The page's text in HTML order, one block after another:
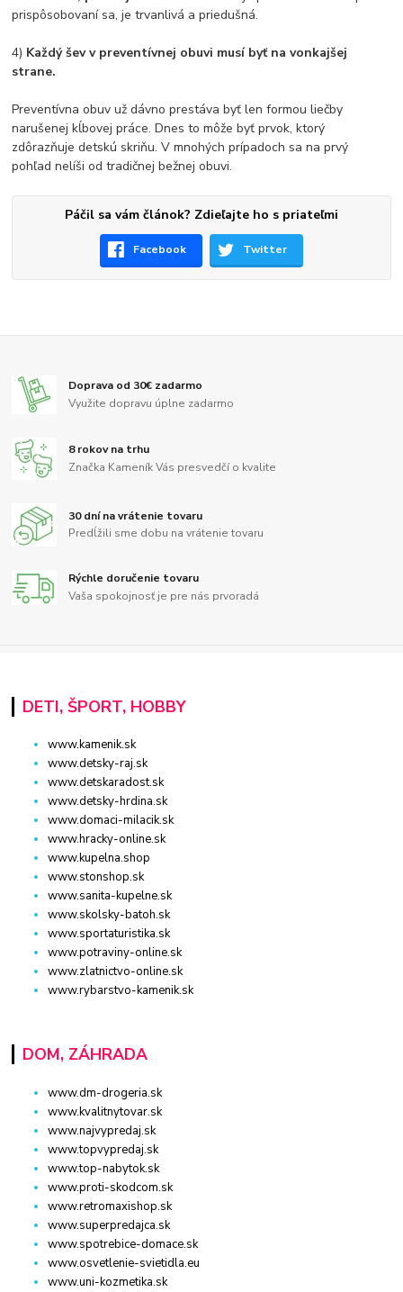
prispôsobovaní sa, je trvanlivá a priedušná.
4) Každý šev v preventívnej obuvi musí byť na vonkajšej
strane.
Preventívna obuv už dávno prestáva byť len formou liečby
narušenej kĺbovej práce. Dnes to môže byť prvok, ktorý
zdôrazňuje detskú skriňu. V mnohých prípadoch sa na prvý
pohľad nelíši od tradičnej bežnej obuvi.
Páčil sa vám článok? Zdieľajte ho s priateľmi
Facebook Twitter
Doprava od 30€ zadarmo
Využite dopravu úplne zadarmo
8 rokov na trhu
Značka Kameník Vás presvedčí o kvalite
30 dní na vrátenie tovaru
Predĺžili sme dobu na vrátenie tovaru
Rýchle doručenie tovaru
Vaša spokojnosť je pre nás prvoradá
DETI, ŠPORT, HOBBY
www.kamenik.sk
www.detsky-raj.sk
www.detskaradost.sk
www.detsky-hrdina.sk
www.domaci-milacik.sk
www.hracky-online.sk
www.kupelna.shop
www.stonshop.sk
www.sanita-kupelne.sk
www.skolsky-batoh.sk
www.sportaturistika.sk
www.potraviny-online.sk
www.zlatnictvo-online.sk
www.rybarstvo-kamenik.sk
DOM, ZÁHRADA
www.dm-drogeria.sk
www.kvalitnytovar.sk
www.najvypredaj.sk
www.topvypredaj.sk
www.top-nabytok.sk
www.proti-skodcom.sk
www.retromaxishop.sk
www.superpredajca.sk
www.spotrebice-domace.sk
www.osvetlenie-svietidla.eu
www.uni-kozmetika.sk